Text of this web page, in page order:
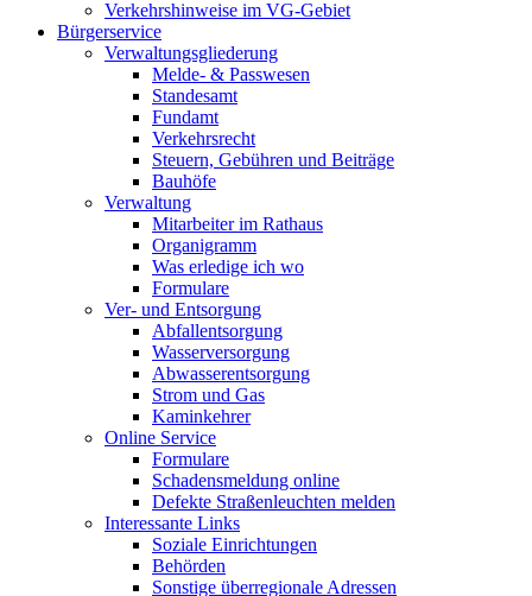
Verkehrshinweise im VG-Gebiet
Bürgerservice
Verwaltungsgliederung
Melde- & Passwesen
Standesamt
Fundamt
Verkehrsrecht
Steuern, Gebühren und Beiträge
Bauhöfe
Verwaltung
Mitarbeiter im Rathaus
Organigramm
Was erledige ich wo
Formulare
Ver- und Entsorgung
Abfallentsorgung
Wasserversorgung
Abwasserentsorgung
Strom und Gas
Kaminkehrer
Online Service
Formulare
Schadensmeldung online
Defekte Straßenleuchten melden
Interessante Links
Soziale Einrichtungen
Behörden
Sonstige überregionale Adressen